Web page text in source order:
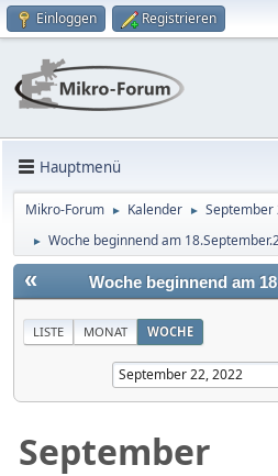
Einloggen Registrieren
Hauptmenü
Mikro-Forum ► Kalender ► September
► Woche beginnend am
« Woche beginnend am
LISTE MONAT WOCHE
September